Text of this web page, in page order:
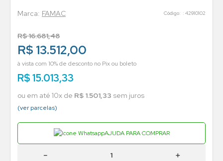
FAMAC : 42910102
R$16.681,48
R$ 13.512,00
à vista com 10% de desconto no Pix ou boleto
R$15.013,33
ou em até 10x de R$ 1.501,33 sem juros
(ver parcelas)
AJUDA PARA COMPRAR
＋
－